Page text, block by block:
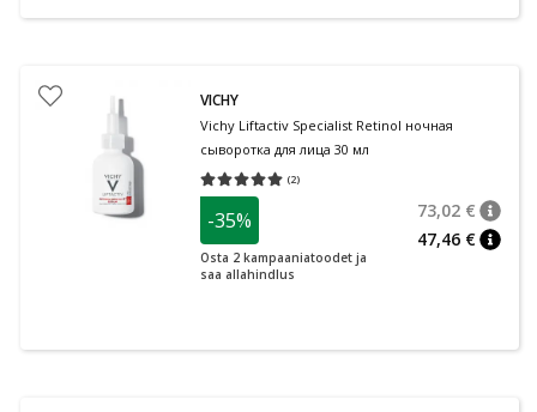
VICHY
Vichy Liftactiv Specialist Retinol ночная
сыворотка для лица 30 мл
(2)
Средняя оценка 5.00
-35%
Osta 2 kampaaniatoodet ja
saa allahindlus
73,02 €
47,46 €